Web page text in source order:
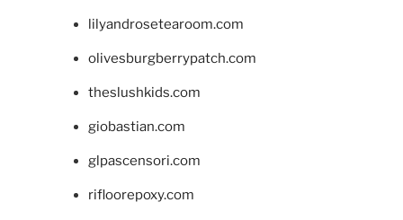
lilyandrosetearoom.com
olivesburgberrypatch.com
theslushkids.com
giobastian.com
glpascensori.com
rifloorepoxy.com